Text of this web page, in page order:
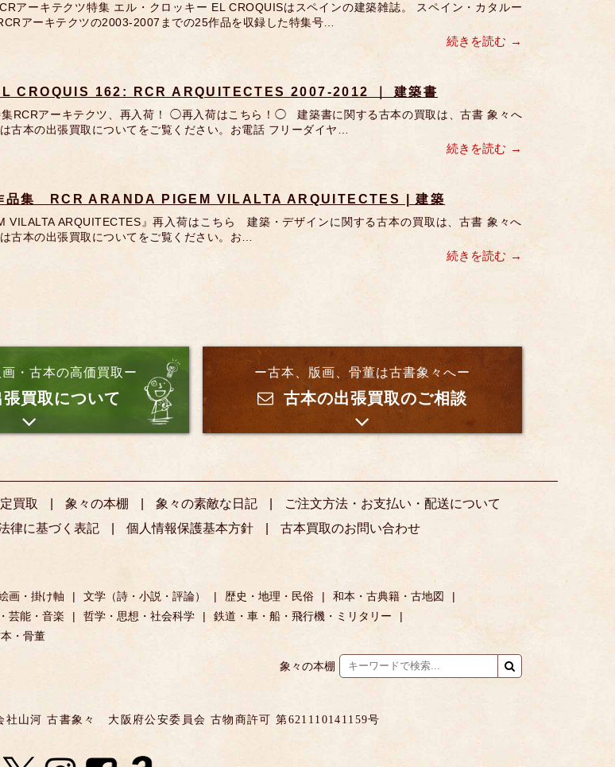
アーキテクツ特集 エル・クロッキー EL CROQUISはスペインの建築雑誌。 スペイン・カタルー
アーキテクツの2003-2007までの25作品を収録した特集号…
続きを読む
CROQUIS 162: RCR ARQUITECTES 2007-2012 ｜ 建築書
RCRアーキテクツ、再入荷！ ◯再入荷はこちら！◯ 建築書に関する古本の買取は、古書 象々へ
古本の出張買取についてをご覧ください。お電話 フリーダイヤ…
続きを読む
品集 RCR ARANDA PIGEM VILALTA ARQUITECTES | 建築
VILALTA ARQUITECTES』再入荷はこちら 建築・デザインに関する古本の買取は、古書 象々へ
古本の出張買取についてをご覧ください。お…
続きを読む
・古本の高価買取ー
買取について
ー古本、版画、骨董は古書象々へー
古本の出張買取のご相談
買取 象々の本棚 象々の素敵な日記
ご注文方法・お支払い・配送について
律に基づく表記 個人情報保護基本方針 古本買取のお問い合わせ
画・掛け軸 文学（詩・小説・評論） 歴史・地理・民俗
和本・古典籍・古地図
芸能・音楽 哲学・思想・社会科学
鉄道・車・船・飛行機・ミリタリー
・骨董
象々の本棚
社山河 古書象々 大阪府公安委員会 古物商許可 第621110141159号